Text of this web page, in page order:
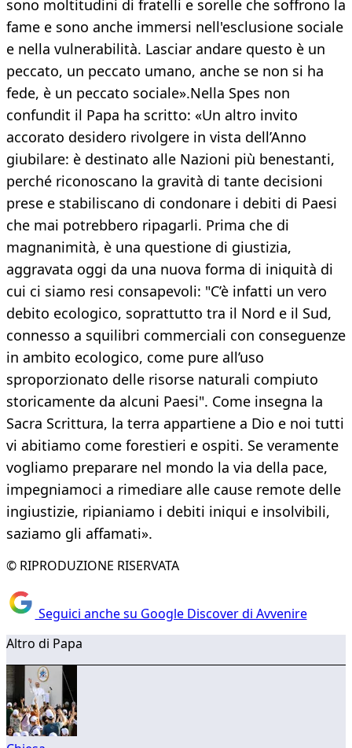
sono moltitudini di fratelli e sorelle che soffrono la
fame e sono anche immersi nell'esclusione sociale
e nella vulnerabilità. Lasciar andare questo è un
peccato, un peccato umano, anche se non si ha
fede, è un peccato sociale».Nella Spes non
confundit il Papa ha scritto: «Un altro invito
accorato desidero rivolgere in vista dell’Anno
giubilare: è destinato alle Nazioni più benestanti,
perché riconoscano la gravità di tante decisioni
prese e stabiliscano di condonare i debiti di Paesi
che mai potrebbero ripagarli. Prima che di
magnanimità, è una questione di giustizia,
aggravata oggi da una nuova forma di iniquità di
cui ci siamo resi consapevoli: "C’è infatti un vero
debito ecologico, soprattutto tra il Nord e il Sud,
connesso a squilibri commerciali con conseguenze
in ambito ecologico, come pure all’uso
sproporzionato delle risorse naturali compiuto
storicamente da alcuni Paesi". Come insegna la
Sacra Scrittura, la terra appartiene a Dio e noi tutti
vi abitiamo come forestieri e ospiti. Se veramente
vogliamo preparare nel mondo la via della pace,
impegniamoci a rimediare alle cause remote delle
ingiustizie, ripianiamo i debiti iniqui e insolvibili,
saziamo gli affamati».
© RIPRODUZIONE RISERVATA
Seguici anche su Google Discover di Avvenire
Altro di Papa